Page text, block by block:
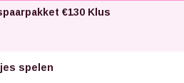
€130 Klus
spelen